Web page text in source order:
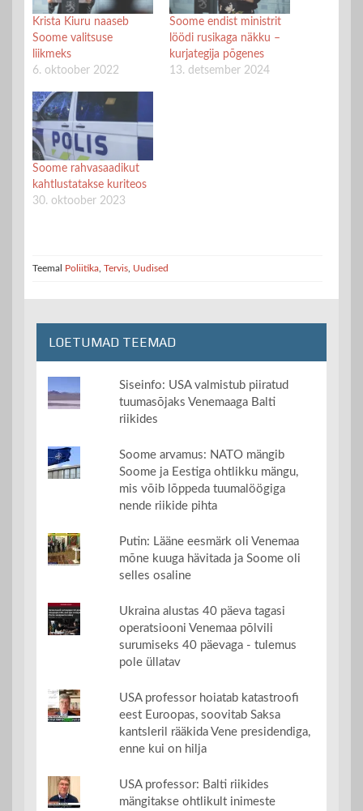
Krista Kiuru naaseb
Soome valitsuse
liikmeks
6. oktoober 2022
Soome endist ministrit
löödi rusikaga näkku –
kurjategija põgenes
13. detsember 2024
Soome rahvasaadikut
kahtlustatakse kuriteos
30. oktoober 2023
Teemal Poliitika Tervis Uudised
LOETUMAD TEEMAD
Siseinfo: USA valmistub piiratud
tuumasõjaks Venemaaga Balti
riikides
Soome arvamus: NATO mängib
Soome ja Eestiga ohtlikku mängu,
mis võib lõppeda tuumalöögiga
nende riikide pihta
Putin: Lääne eesmärk oli Venemaa
mõne kuuga hävitada ja Soome oli
selles osaline
Ukraina alustas 40 päeva tagasi
operatsiooni Venemaa põlvili
surumiseks 40 päevaga - tulemus
pole üllatav
USA professor hoiatab katastroofi
eest Euroopas, soovitab Saksa
kantsleril rääkida Vene presidendiga,
enne kui on hilja
USA professor: Balti riikides
mängitakse ohtlikult inimeste